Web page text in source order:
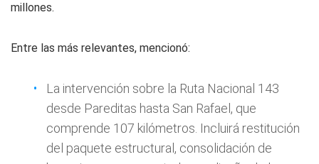
millones.
Entre las más relevantes, mencionó:
La intervención sobre la Ruta Nacional 143
desde Pareditas hasta San Rafael, que
comprende 107 kilómetros. Incluirá restitución
del paquete estructural, consolidación de